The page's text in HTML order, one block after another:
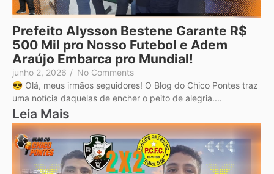
Prefeito Alysson Bestene Garante R$
500 Mil pro Nosso Futebol e Adem
Araújo Embarca pro Mundial!
junho 2, 2026 / No Comments
😎 Olá, meus irmãos seguidores! O Blog do Chico Pontes traz
uma notícia daquelas de encher o peito de alegria....
Leia Mais